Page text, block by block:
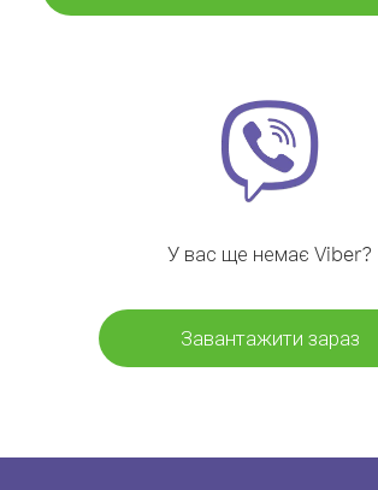
У вас ще немає Viber?
Завантажити зараз